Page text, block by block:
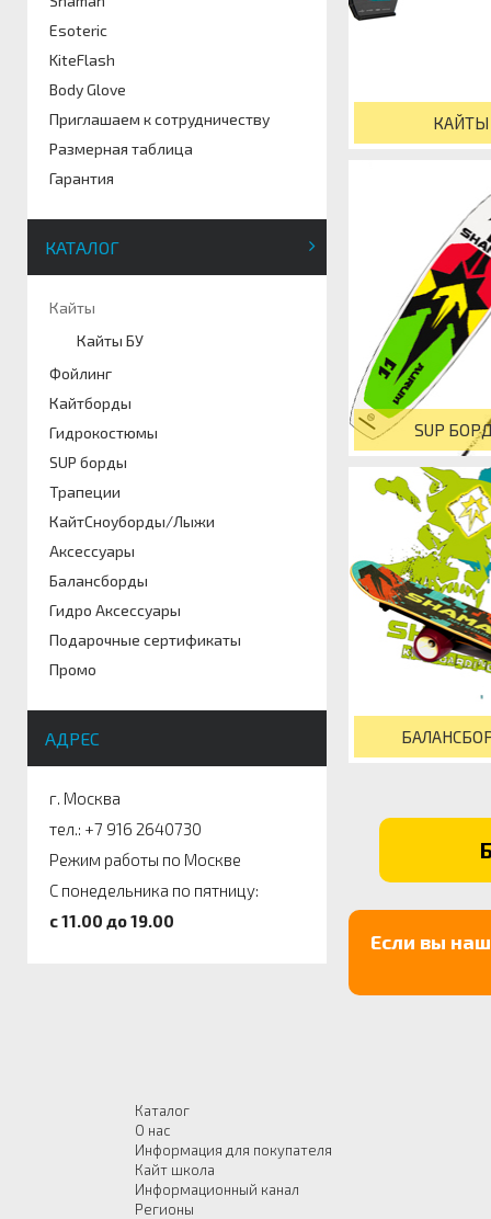
Esoteric
KiteFlash
Body Glove
Приглашаем к сотрудничеству
Размерная таблица
Гарантия
КАТАЛОГ
Кайты
Кайты БУ
Фойлинг
Кайтборды
Гидрокостюмы
SUP борды
Трапеции
КайтСноуборды/Лыжи
Аксессуары
Балансборды
Гидро Аксессуары
Подарочные сертификаты
Промо
АДРЕС
г. Москва
тел.: +7 916 2640730
Режим работы по Москве
С понедельника по пятницу:
c 11.00 до 19.00
КАЙТЫ
SUP
Если вы
Каталог
О нас
Информация для покупателя
Кайт школа
Информационный канал
Регионы